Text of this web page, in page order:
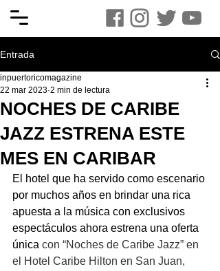
Entrada
NOCHES DE CARIBE
JAZZ ESTRENA ESTE
MES EN CARIBAR
inpuertoricomagazine
22 mar 2023 2 min de lectura
El hotel que ha servido como escenario
por muchos años en brindar una rica
apuesta a la música con exclusivos
espectáculos ahora estrena una oferta
única con “Noches de Caribe Jazz” en
el Hotel Caribe Hilton en San Juan,